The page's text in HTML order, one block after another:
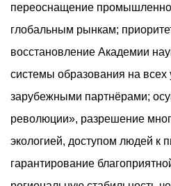
переоснащение
глобальным рынкам;
восстановление Академии
системы образования на всех
зарубежными партнёрами;
революции», разрешение
экологией, доступом людей к
гарантирование